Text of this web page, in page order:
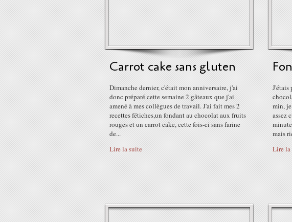
Carrot cake sans gluten
Dimanche dernier, c'était mon anniversaire, j'ai
donc préparé cette semaine 2 gâteaux que j'ai
amené à mes collègues de travail. J'ai fait mes 2
recettes fétiches,un fondant au chocolat aux fruits
rouges et un carrot cake, cette fois-ci sans farine
de...
Lire la suite
J'étais
min,
assez
mais
Lire la